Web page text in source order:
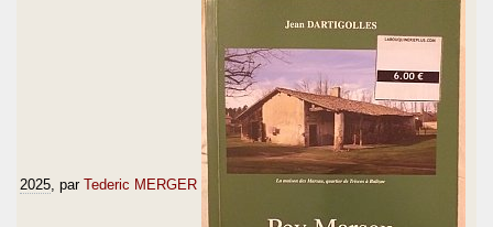
2025 , par Tederic MERGER